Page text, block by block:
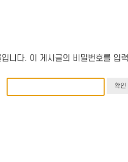
입니다. 이 게시글의 비밀번호를 입